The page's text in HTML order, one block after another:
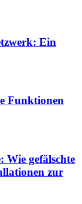
Ein
Funktionen
Wie gefälschte
zur